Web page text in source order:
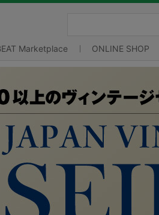
Marketplace ONLINE SHOP